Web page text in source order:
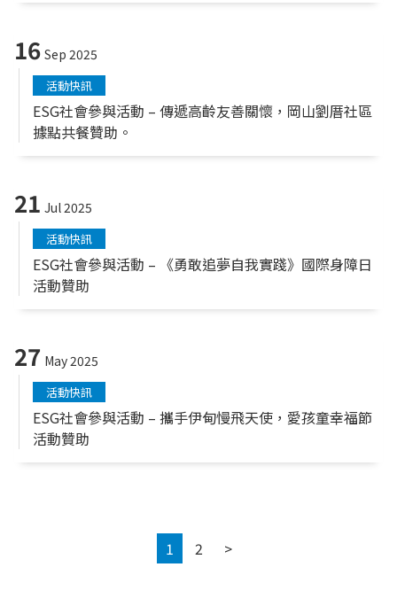
16 Sep 2025
活動快訊
ESG社會參與活動 – 傳遞高齡友善關懷，岡山劉厝社區
據點共餐贊助。
21 Jul 2025
活動快訊
ESG社會參與活動 – 《勇敢追夢自我實踐》國際身障日
活動贊助
27 May 2025
活動快訊
ESG社會參與活動 – 攜手伊甸慢飛天使，愛孩童幸福節
活動贊助
1 2 >Next